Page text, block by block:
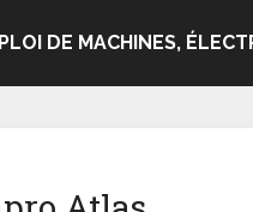
DE MACHINES,